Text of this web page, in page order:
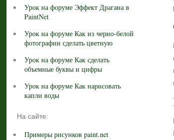
Урок на форуме Эффект Драгана в
PaintNet
Урок на форуме Как из черно-белой
фотографии сделать цветную
Урок на форуме Как сделать
объемные буквы и цифры
Урок на форуме Как нарисовать
капли воды
На сайте:
Примеры рисунков paint.net